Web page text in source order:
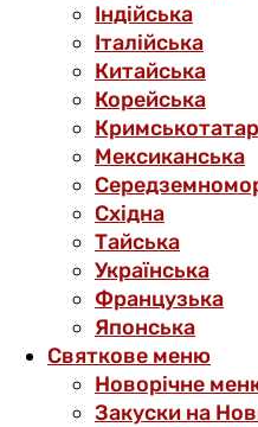
Індійська
Італійська
Китайська
Корейська
Мексиканська
Східна
Тайська
Українська
Французька
Японська
Святкове меню
Новорічне
Закуски на